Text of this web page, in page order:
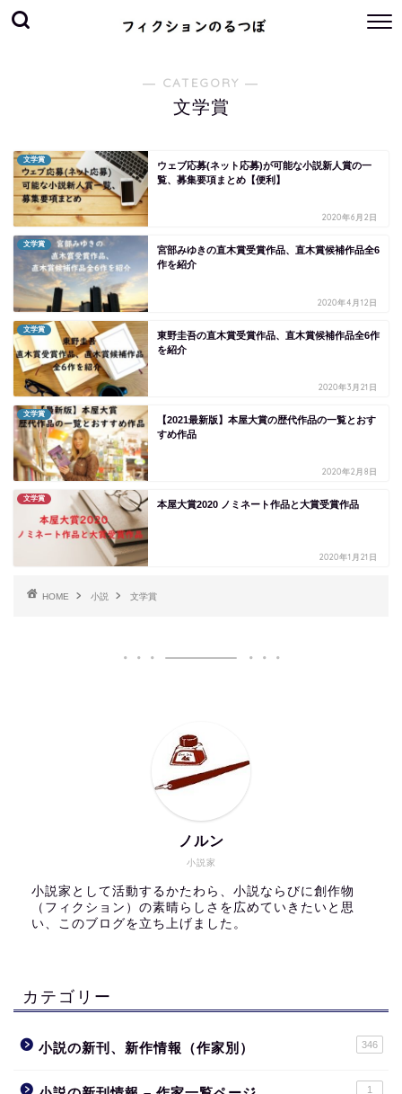
― CATEGORY ―
文学賞
文学賞
ウェブ応募(ネット応募)が可能な小説新人賞の一
覧、募集要項まとめ【便利】
2020年6月2日
文学賞
宮部みゆきの直木賞受賞作品、直木賞候補作品全6
作を紹介
2020年4月12日
文学賞
東野圭吾の直木賞受賞作品、直木賞候補作品全6作
を紹介
2020年3月21日
文学賞
【2021最新版】本屋大賞の歴代作品の一覧とおす
すめ作品
2020年2月8日
文学賞
本屋大賞2020 ノミネート作品と大賞受賞作品
2020年1月21日
HOME 小説 文学賞
小説家
ノルン
小説家として活動するかたわら、小説ならびに創作物
（フィクション）の素晴らしさを広めていきたいと思
い、このブログを立ち上げました。
カテゴリー
小説の新刊、新作情報（作家別） 346
1